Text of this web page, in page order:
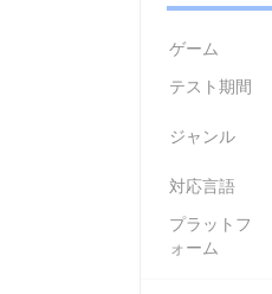
ゲーム
テスト期間
ジャンル
対応言語
プラットフ
ォーム